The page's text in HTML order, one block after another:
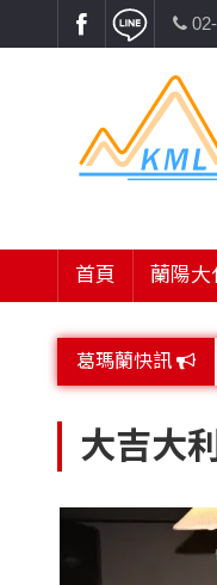
首頁 蘭陽大
葛瑪蘭快訊
大吉大